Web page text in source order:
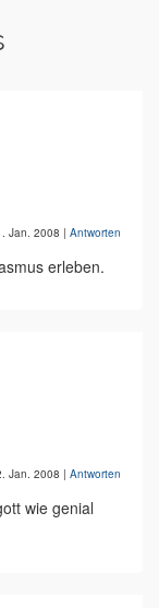
Jan. 2008 | Antworten
erleben.
Jan. 2008 | Antworten
wie genial